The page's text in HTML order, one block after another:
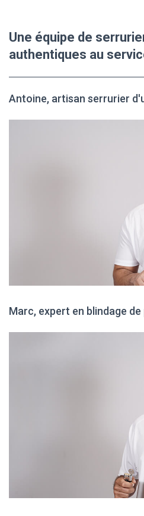
Une équipe de
authentiques au
Antoine, artisan serrurier
Marc, expert en blindage